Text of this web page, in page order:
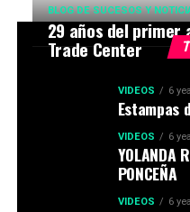
BLOG DE SUCESOS Y
29 años del primer
Trade Center
VIDEOS 6
Estampas
VIDEOS 6
YOLANDA
PONCEÑA
VIDEOS 6